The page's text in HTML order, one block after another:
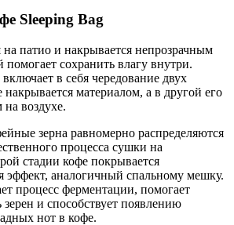
Sleeping Bag
на патио и накрывается непрозрачным
сохранить влагу внутри.
в себя чередование двух
материалом, а в другой его
воздухе.
зерна равномерно распределяются
процесса сушки на
стадии кофе покрывается
эффект, аналогичный спальному мешку.
процесс ферментации, помогает
зерен и способствует появлению
нот в кофе.